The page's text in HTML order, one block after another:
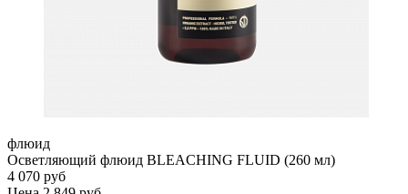
флюид
Осветляющий флюид BLEACHING FLUID (260 мл)
4 070 руб